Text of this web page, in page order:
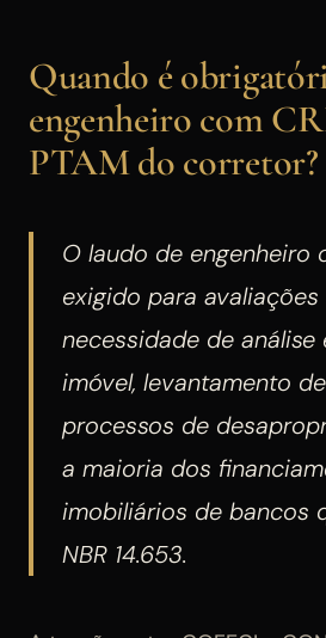
Quando é
engenheiro com
PTAM do corretor?
O laudo de engenheiro
exigido para
necessidade de análise
imóvel, levantamento
processos de
a maioria dos
imobiliários de bancos
NBR 14.653.